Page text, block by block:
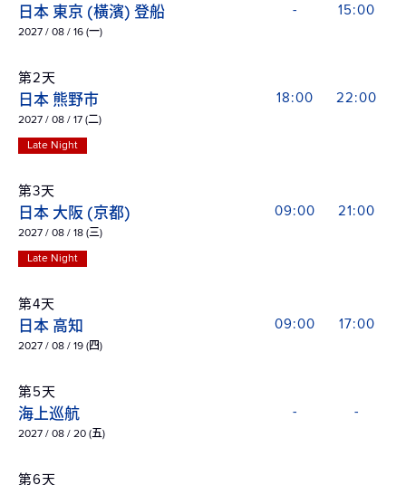
日本 東京 (橫濱) 登船
2027 / 08 / 16 (一)
- 15:00
第2天
日本 熊野市
2027 / 08 / 17 (二)
Late Night
18:00 22:00
第3天
日本 大阪 (京都)
2027 / 08 / 18 (三)
Late Night
09:00 21:00
第4天
日本 高知
2027 / 08 / 19 (四)
09:00 17:00
第5天
海上巡航
2027 / 08 / 20 (五)
- -
第6天